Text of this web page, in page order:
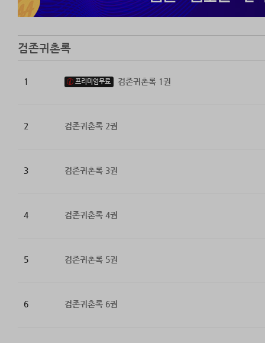
검존귀촌록
1 프리미엄무료 검존귀촌록 1권
2 검존귀촌록 2권
3 검존귀촌록 3권
4 검존귀촌록 4권
5 검존귀촌록 5권
6 검존귀촌록 6권